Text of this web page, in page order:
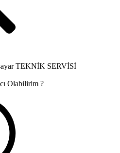
TEKNİK SERVİSİ
Olabilirim ?